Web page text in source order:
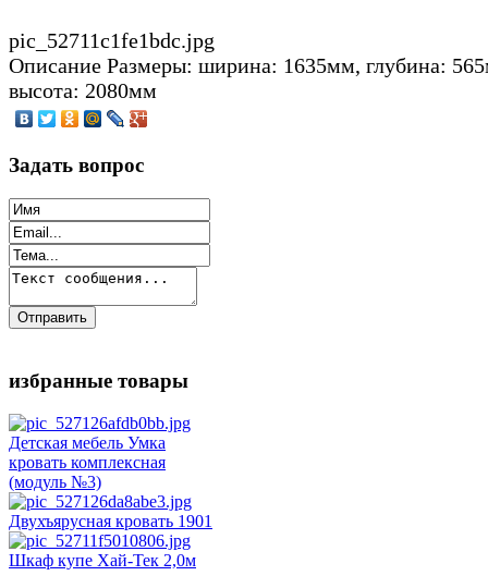
pic_52711c1fe1bdc.jpg
Описание Размеры: ширина: 1635мм, глубина:
высота: 2080мм
Задать вопрос
избранные товары
Детская мебель Умка
кровать комплексная
(модуль №3)
Двухъярусная кровать 1901
Шкаф купе Хай-Тек 2,0м